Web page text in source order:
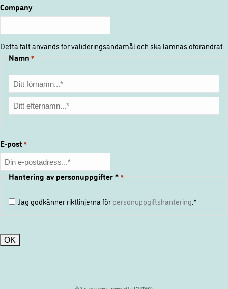
Company
Detta fält används för valideringsändamål och ska lämnas oförändrat.
Namn *
Förnamn
E-post *
Hantering av personuppgifter * *
Jag godkänner riktlinjerna förpersonuppgiftshantering.*